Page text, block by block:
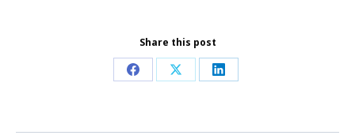
Share this post
Share
Facebook
Share
X
Share
LinkedIn